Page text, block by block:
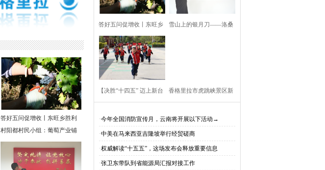
答好五问促增收丨东旺乡胜利
村阳都村民小组：葡萄产业铺
就“甜蜜”增收路
答好五问促增收丨东旺乡
胜利村阳都村民小组：葡
萄产业铺就“甜蜜”增收路
雪山上的银月刀——洛桑
【决胜“十四五” 迈上新台
多、成效显——培根铸魂
育桃李
香格里拉市虎跳峡景区新
·今年全国消防宣传月，云南将开展以下活动→
·中美在马来西亚吉隆坡举行经贸磋商
·权威解读“十五五”，这场发布会释放重要信息
·张卫东带队到省能源局汇报对接工作